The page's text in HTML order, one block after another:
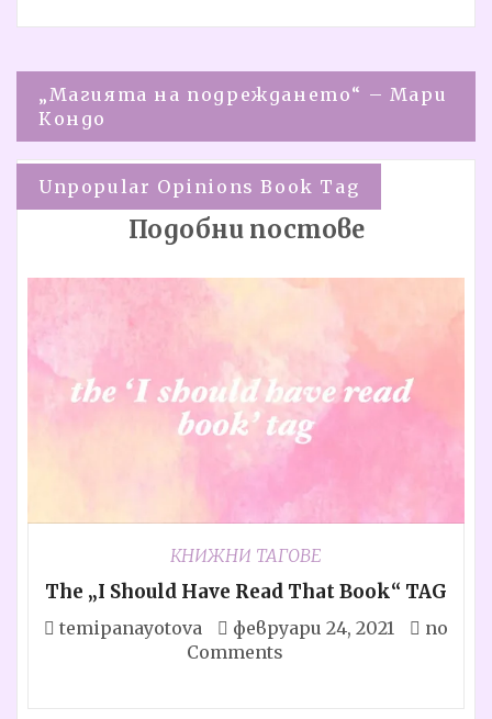
Навигация
„Магията на подреждането“ – Мари
Кондо
Unpopular Opinions Book Tag
Подобни постове
КНИЖНИ ТАГОВЕ
The „I Should Have Read That Book“ TAG
temipanayotova февруари 24, 2021
no
Comments